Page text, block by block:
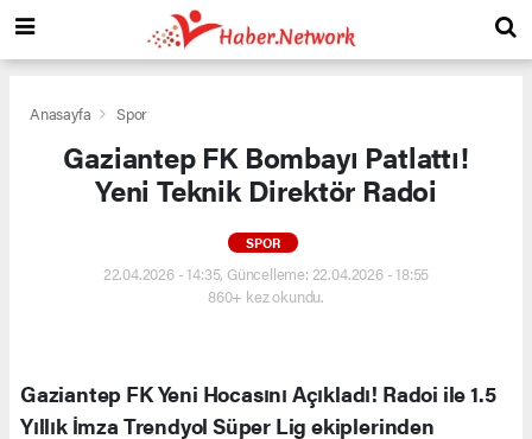
Anasayfa Spor
Gaziantep FK Bombayı Patlattı!
Yeni Teknik Direktör Radoi
SPOR
22.04.2026 - 14:35, Güncelleme: 22.04.2026 - 18:55
860+ kez okundu.
Gaziantep FK Yeni Hocasını Açıkladı! Radoi ile 1.5
Yıllık İmza Trendyol Süper Lig ekiplerinden